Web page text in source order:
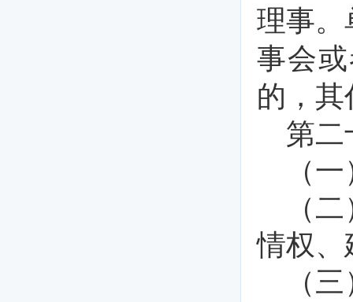
理事。
事会
的，
第二
（
（
情权、
（